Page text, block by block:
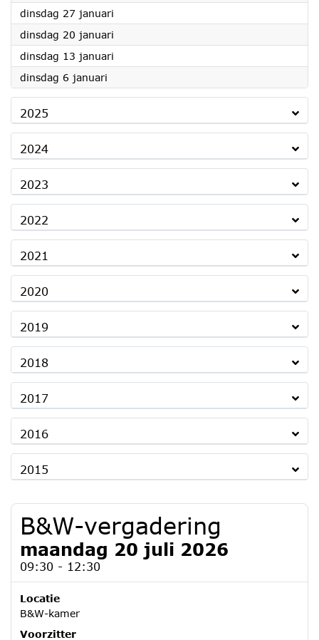
dinsdag 27 januari
dinsdag 20 januari
dinsdag 13 januari
dinsdag 6 januari
2025
2024
2023
2022
2021
2020
2019
2018
2017
2016
2015
B&W-vergadering
maandag 20 juli 2026
09:30 - 12:30
Locatie
B&W-kamer
Voorzitter